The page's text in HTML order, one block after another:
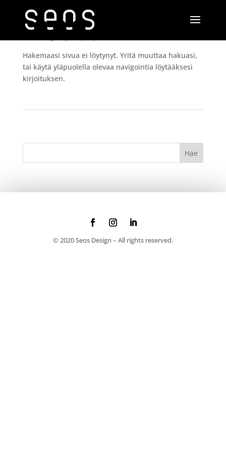
Ei tuloksia
Hakemaasi sivua ei löytynyt. Yritä muuttaa hakuasi,
tai käytä yläpuolella olevaa navigointia löytääksesi
kirjoituksen.
© 2020 Seos Design – All rights reserved.